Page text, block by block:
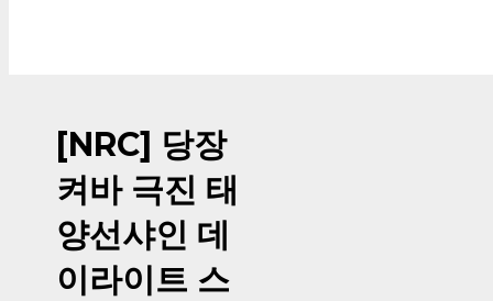
[NRC] 당장
켜바 극진 태
양선샤인 데
이라이트 스